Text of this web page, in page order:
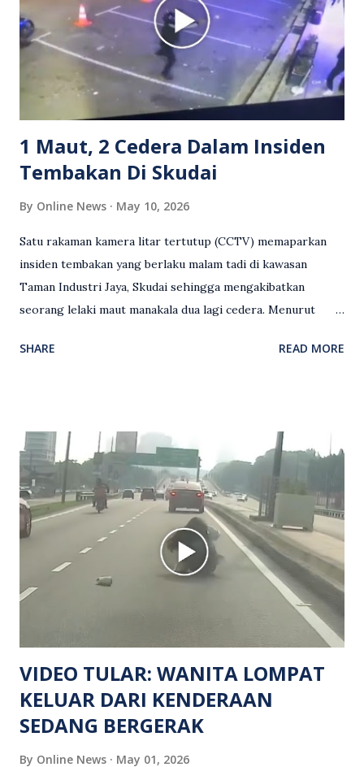
media sosial mengenai insiden tersebut ialah ramai yang
meluahkan rasa marah terhadap tindakan lelaki berkenaan
serta memuji pemandu Grab kerana campur tangan.
Sebahagian netizen turut meminta pihak berkuasa
mengambil tindakan tegas, manakala ada yang bersimpati
terhadap wanita dipercayai menjadi mangs...
1 Maut, 2 Cedera Dalam Insiden
Tembakan Di Skudai
By Online News May 10, 2026
Satu rakaman kamera litar tertutup (CCTV) memaparkan
insiden tembakan yang berlaku malam tadi di kawasan
Taman Industri Jaya, Skudai sehingga mengakibatkan
seorang lelaki maut manakala dua lagi cedera. Menurut
kejadian berlaku sekitar jam 11 malam dan pihak polis
hiburan di kawasan berkenaan. Seorang mangsa disahkan
meninggal dunia di lokasi kejadian akibat terkena tembakan,
manakala seorang lagi mangsa mengalami kecederaan.
Turut dipercayai terdapat seorang lagi individu cedera
namun identitinya masih belum dikenal pasti selepas dibawa
keluar dari lokasi oleh kenalannya. Polis kini sedang giat
mengesan dua suspek yang masih bebas bagi membantu
siasatan lanjut. Kes disiasat mengikut Seksyen 302 Kanun
Keseksaan kerana membunuh. Orang ramai yang mempunyai
maklumat diminta t...
SHARE READ MORE
VIDEO TULAR: WANITA LOMPAT
KELUAR DARI KENDERAAN
SEDANG BERGERAK
By Online News May 01, 2026